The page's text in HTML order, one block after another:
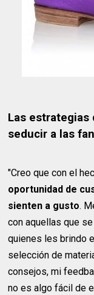
Las estrategias
seducir a las
"Creo que con el
oportunidad de
sienten a gusto.
con aquellas que
quienes les brindo
selección de
consejos, mi
no es algo fácil de